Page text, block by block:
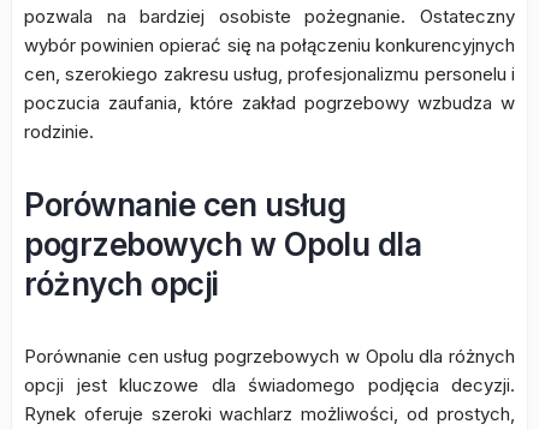
pozwala na bardziej osobiste pożegnanie. Ostateczny
wybór powinien opierać się na połączeniu konkurencyjnych
cen, szerokiego zakresu usług, profesjonalizmu personelu i
poczucia zaufania, które zakład pogrzebowy wzbudza w
rodzinie.
Porównanie cen usług
pogrzebowych w Opolu dla
różnych opcji
Porównanie cen usług pogrzebowych w Opolu dla różnych
opcji jest kluczowe dla świadomego podjęcia decyzji.
Rynek oferuje szeroki wachlarz możliwości, od prostych,